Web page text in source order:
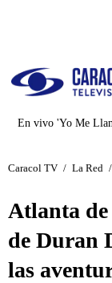
En vivo 'Yo Me
Caracol TV / La Red /
Atlanta
de Duran
las